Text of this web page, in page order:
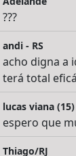
???
andi - RS
acho digna a
terá total
lucas viana (15)
espero que
Thiago/RJ